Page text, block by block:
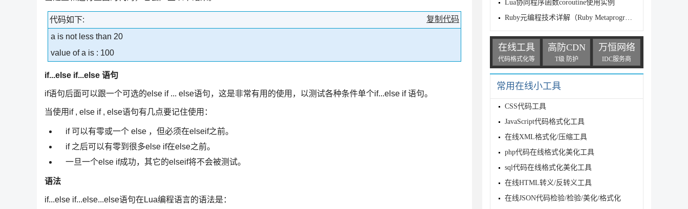
复制代码
代码如下:
a is not less than 20
value of a is : 100
if...else if...else 语句
if语句后面可以跟一个可选的else if ... else语句，这是非常有用的使用，以测试各种条件单个if...else if 语句。
当使用if , else if , else语句有几点要记住使用：
if 可以有零或一个 else ，但必须在elseif之前。
if 之后可以有零到很多else if在else之前。
一旦一个else if成功，其它的elseif将不会被测试。
语法
if...else if...else...else语句在Lua编程语言的语法是：
Lua协同程序函数coroutine使用实例
Ruby元编程技术详解（Ruby Metaprogramming techn
在线工具
代码格式化等
高防CDN
T级 防护
万恒网络
IDC服务商
常用在线小工具
CSS代码工具
JavaScript代码格式化工具
在线XML格式化/压缩工具
php代码在线格式化美化工具
sql代码在线格式化美化工具
在线HTML转义/反转义工具
在线JSON代码检验/检验/美化/格式化